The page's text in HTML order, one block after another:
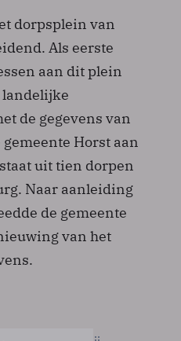
dorpsplein van
Als eerste
aan dit plein
landelijke
de gegevens van
Horst aan
uit tien dorpen
Naar aanleiding
de gemeente
van het